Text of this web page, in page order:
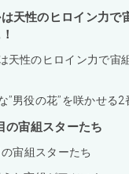
天性のヒロイン力で
天性のヒロイン力で宙
”男役の花”を咲かせる
の宙組スターたち
宙組スターたち